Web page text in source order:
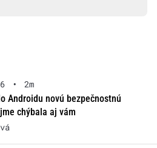
•
2m
Androidu novú bezpečnostnú
chýbala aj vám